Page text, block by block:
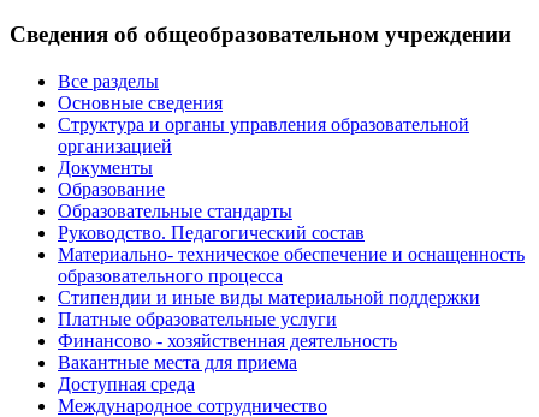
Сведения об общеобразовательном учреждении
Все разделы
Основные сведения
Структура и органы управления образовательной
организацией
Документы
Образование
Образовательные стандарты
Руководство. Педагогический состав
Материально- техническое обеспечение и оснащенность
образовательного процесса
Стипендии и иные виды материальной поддержки
Платные образовательные услуги
Финансово - хозяйственная деятельность
Вакантные места для приема
Доступная среда
Международное сотрудничество